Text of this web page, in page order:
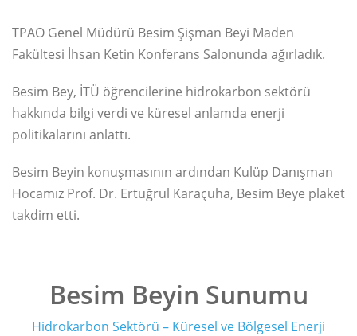
TPAO Genel Müdürü Besim Şişman Beyi Maden
Fakültesi İhsan Ketin Konferans Salonunda ağırladık.
Besim Bey, İTÜ öğrencilerine hidrokarbon sektörü
hakkında bilgi verdi ve küresel anlamda enerji
politikalarını anlattı.
Besim Beyin konuşmasının ardından Kulüp Danışman
Hocamız Prof. Dr. Ertuğrul Karaçuha, Besim Beye plaket
takdim etti.
Besim Beyin Sunumu
Hidrokarbon Sektörü – Küresel ve Bölgesel Enerji